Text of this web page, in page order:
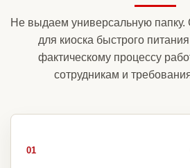
Не выдаем универсальную
для киоска быстрого
фактическому процессу
сотрудникам и
01